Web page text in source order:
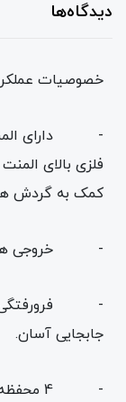
دیدگاه‌ها
خصوصيات
فلزی بالای
کمک به گردش
- خروجی
- فرورفتگی
جابجایی آسان.
- 4 محفظه خروج هوا در پشت بدنه (قسمت پایین).